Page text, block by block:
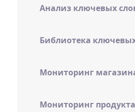
Анализ ключевых
Библиотека
Мониторинг
Мониторинг